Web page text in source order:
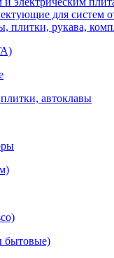
для систем
плитки, рукава,
автоклавы
бытовые)